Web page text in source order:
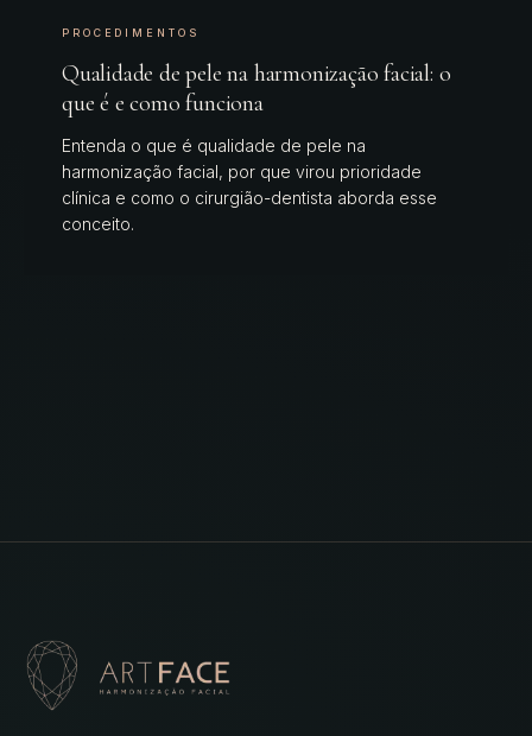
PROCEDIMENTOS
Qualidade de pele na harmonização facial: o
que é e como funciona
Entenda o que é qualidade de pele na
harmonização facial, por que virou prioridade
clínica e como o cirurgião-dentista aborda esse
conceito.